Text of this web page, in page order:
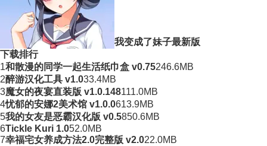
我变成了妹子最新版
下载排行
1和散漫的同学一起生活纸巾盒 v0.75246.6MB
2醉游汉化工具 v1.033.4MB
3魔女的夜宴直装版 v1.0.148111.0MB
4忧郁的安娜2美术馆 v1.0.0613.9MB
5我的女友是恶霸汉化版 v0.5850.6MB
6Tickle Kuri 1.052.0MB
7幸福宅女养成方法2.0完整版 v2.022.0MB